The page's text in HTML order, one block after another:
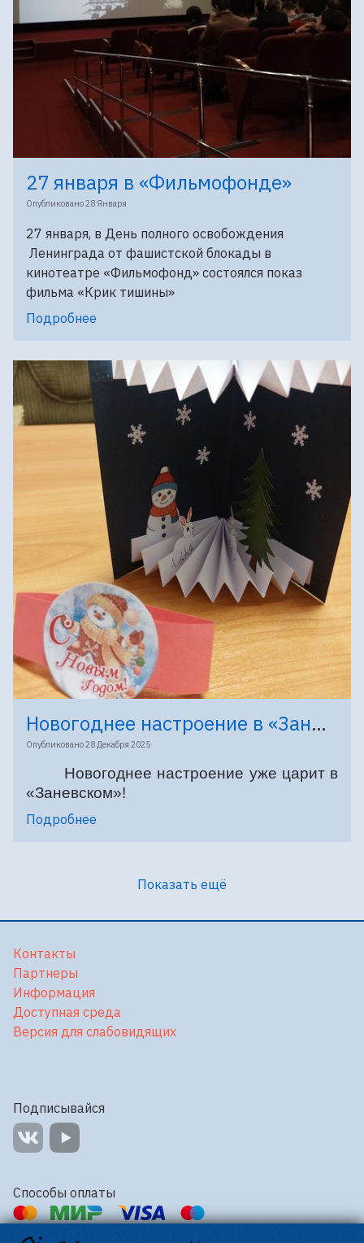
27 января в «Фильмофонде»
Опубликовано28 Января
27 января, в День полного освобождения
Ленинграда от фашистской блокады в
кинотеатре «Фильмофонд» состоялся показ
фильма «Крик тишины»
Подробнее
Новогоднее настроение в «Заневском»
Опубликовано28 Декабря 2025
Новогоднее настроение уже царит в
«Заневском»!
Подробнее
Показать ещё
Контакты
Партнеры
Информация
Доступная среда
Версия для слабовидящих
Подписывайся
Способы оплаты